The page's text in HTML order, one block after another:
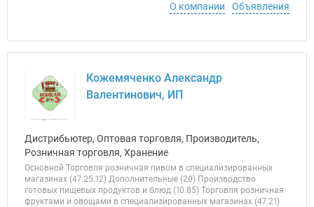
О компании
Объявления
Кожемяченко Александр
Валентинович, ИП
Дистрибьютер, Оптовая торговля, Производитель,
Розничная торговля, Хранение
Основной Торговля розничная пивом в специализированных
магазинах (47.25.12) Дополнительные (20) Производство
готовых пищевых продуктов и блюд (10.85) Торговля розничная
фруктами и овощами в специализированных магазинах (47.21)